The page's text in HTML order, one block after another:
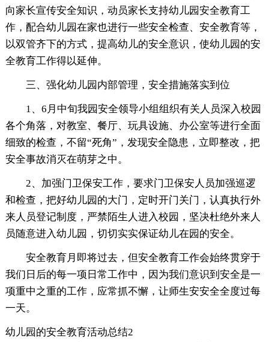
向家长宣传安全知识，动员家长支持幼儿园安全教育工
作，配合幼儿园在家也进行一些安全检查、安全教育等，
以双管齐下的方式，提高幼儿的安全意识，使幼儿园的安
全教育工作得以延伸。
三、强化幼儿园内部管理，安全措施落实到位
1、6月中旬我园安全领导小组组织有关人员深入校园
各个角落，对教室、餐厅、玩具设施、办公室等进行全面
细致的检查，不留“死角”，发现安全隐患，立即整改，把
安全事故消灭在萌芽之中。
2、加强门卫保安工作，要求门卫保安人员加强巡逻
和检查，把好幼儿园的大门，定时开门关门，认真执行外
来人员登记制度，严禁陌生人进入校园，坚决杜绝外来人
员随意进入幼儿园，切切实实保证幼儿在园的安全。
安全教育月即将过去，但安全教育工作会始终贯穿于
我们日后的每一项日常工作中，因为我们意识到安全是一
项重中之重的工作，应常抓不懈，让师生安安全全度过每
一天。
幼儿园的安全教育活动总结2